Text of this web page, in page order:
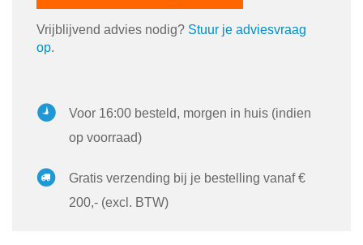
Vrijblijvend advies nodig? Stuur je adviesvraag
op.
Voor 16:00 besteld, morgen in huis (indien
op voorraad)
Gratis verzending bij je bestelling vanaf €
200,- (excl. BTW)